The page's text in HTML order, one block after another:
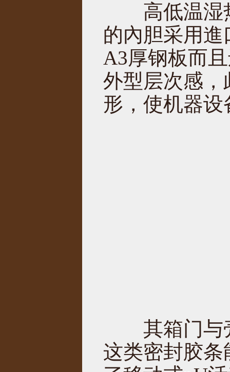
高低温湿热
的內胆采用進
A3厚钢板而
外型层次感
形，使机器
其箱门与壳
这类密封胶